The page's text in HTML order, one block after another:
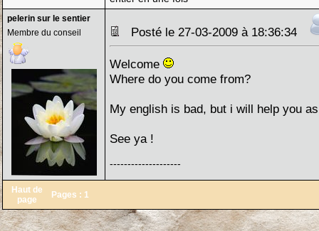
pelerin sur le sentier
Membre du conseil
Posté le 27-03-2009 à 18:36:34
Welcome
Where do you come from?
My english is bad, but i will help you
See ya !
--------------------
Haut de
page
Pages : 1